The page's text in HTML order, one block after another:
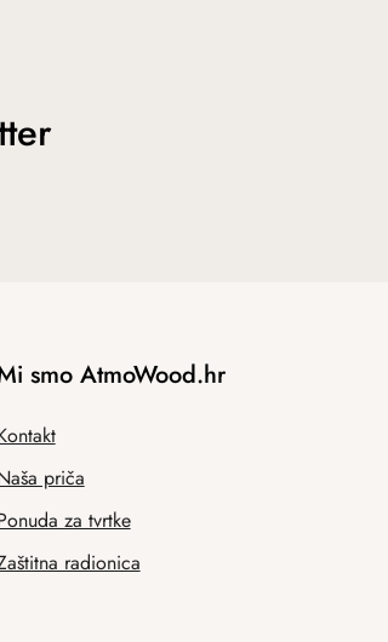
smo AtmoWood.hr
priča
za tvrtke
radionica